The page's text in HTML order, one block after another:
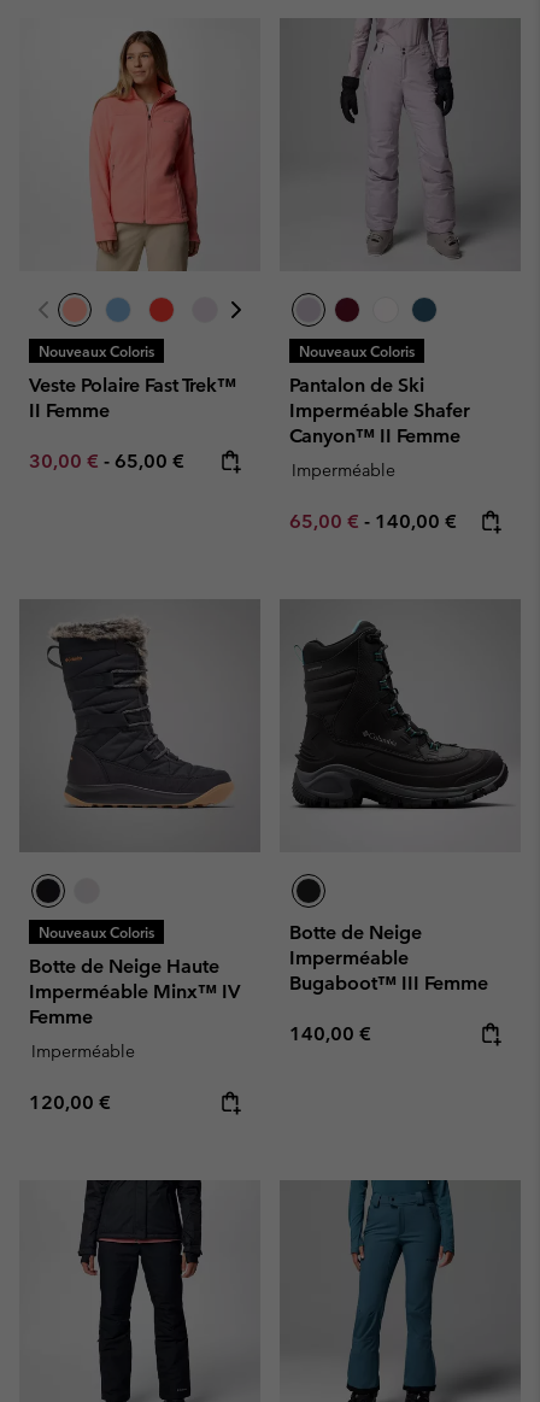
Nouveaux Coloris
Veste Polaire Fast Trek™
II Femme
Minimum sale price:
30,00 € - Maximum price:
65,00 €
Nouveaux Coloris
Pantalon de Ski
Imperméable Shafer
Canyon™ II Femme
Imperméable
Minimum sale price:
65,00 € - Maximum price:
140,00 €
Nouveaux Coloris
Botte de Neige Haute
Imperméable Minx™ IV
Femme
Imperméable
Regular price:
120,00 €
Botte de Neige
Imperméable
Bugaboot™ III Femme
Regular price:
140,00 €